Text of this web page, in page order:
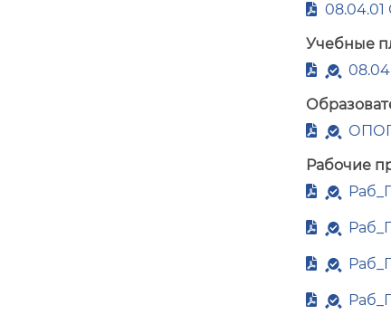
08.04.01
Учебные
Рабочие